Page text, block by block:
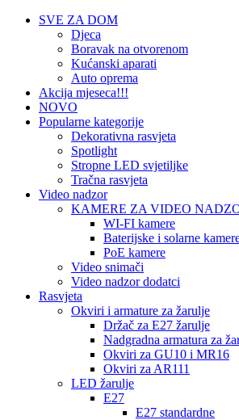
SVE ZA DOM
Djeca
Boravak na otvorenom
Kućanski aparati
Auto oprema
Akcija mjeseca!!!
NOVO
Popularne kategorije
Dekorativna rasvjeta
Spotlight
Stropne LED svjetiljke
Tračna rasvjeta
Video nadzor
KAMERE ZA VIDEO
WI-FI kamere
Baterijske i solarne
PoE kamere
Video snimači
Video nadzor dodatci
Rasvjeta
Okviri i armature za žarulje
Držač za E27 žarulje
Nadgradna armatura za
Okviri za GU10 i MR16
Okviri za AR111
LED žarulje
E27
E27 standardne